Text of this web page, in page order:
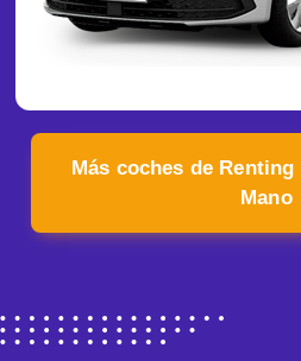
Más coches de Renting
Mano